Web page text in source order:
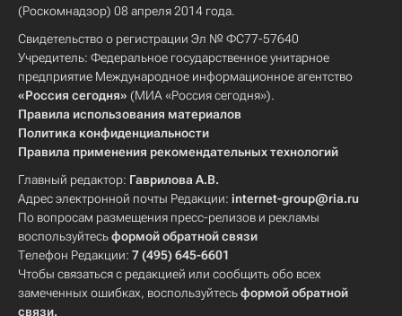
(Роскомнадзор) 08 апреля 2014 года.
Свидетельство о регистрации Эл № ФС77-57640
Учредитель: Федеральное государственное унитарное
предприятие Международное информационное агентство
«Россия сегодня» (МИА «Россия сегодня»).
Правила использования материалов
Политика конфиденциальности
Правила применения рекомендательных технологий
Главный редактор: Гаврилова А.В.
Адрес электронной почты Редакции: internet-group@ria.ru
По вопросам размещения пресс-релизов и рекламы
воспользуйтесьформой обратной связи
Телефон Редакции: 7 (495) 645-6601
Чтобы связаться с редакцией или сообщить обо всех
замеченных ошибках, воспользуйтесьформой обратной
связи.